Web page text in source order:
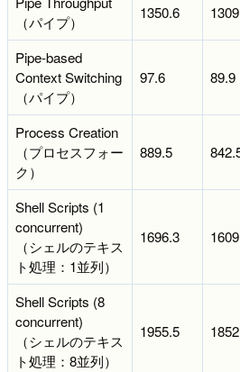
（パイプ）
1350.6
Pipe-based
Context Switching
（パイプ）
97.6 89.9
Process Creation
（プロセスフォー
ク）
889.5
Shell Scripts (1
concurrent)
（シェルのテキス
ト処理：1並列）
1696.3
Shell Scripts (8
concurrent)
（シェルのテキス
ト処理：8並列）
1955.5